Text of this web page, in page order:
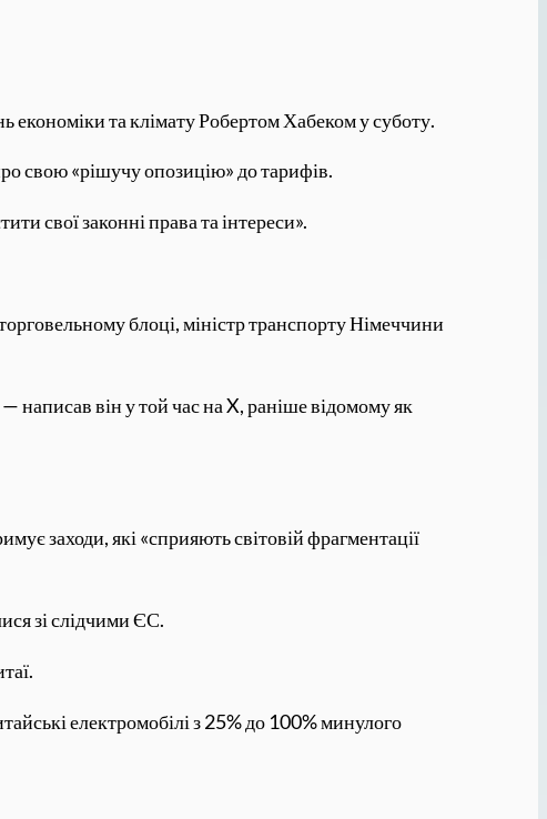
економіки та клімату Робертом Хабеком у суботу.
свою «рішучу опозицію» до тарифів.
свої законні права та інтереси».
блоці, міністр транспорту Німеччини
написав він у той час на X, раніше відомому як
заходи, які «сприяють світовій фрагментації
зі слідчими ЄС.
електромобілі з 25% до 100% минулого